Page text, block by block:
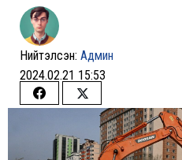
Нийтэлсэн: Админ
2024.02.21 15:53
Share
Facebook
Share
Twitter